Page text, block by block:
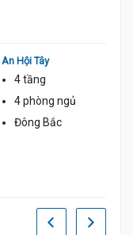
An Hội Tây
4 tầng
4 phòng ngủ
Đông Bắc